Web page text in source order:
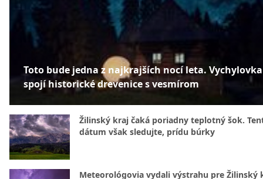
Toto bude jedna z najkrajších nocí leta. Vychylovka
spojí historické drevenice s vesmírom
Žilinský kraj čaká poriadny teplotný šok.
dátum však sledujte, prídu búrky
Meteorológovia vydali výstrahu pre Žilinský